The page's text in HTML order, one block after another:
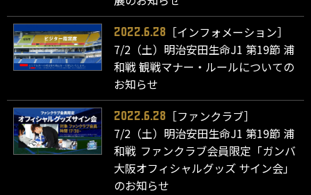
2022.6.28
［インフォメーション］
7/2（土）明治安田生命J1 第19節 浦
和戦 観戦マナー・ルールについての
お知らせ
2022.6.28
［ファンクラブ］
7/2（土）明治安田生命J1 第19節 浦
和戦 ファンクラブ会員限定「ガンバ
大阪オフィシャルグッズ サイン会」
のお知らせ